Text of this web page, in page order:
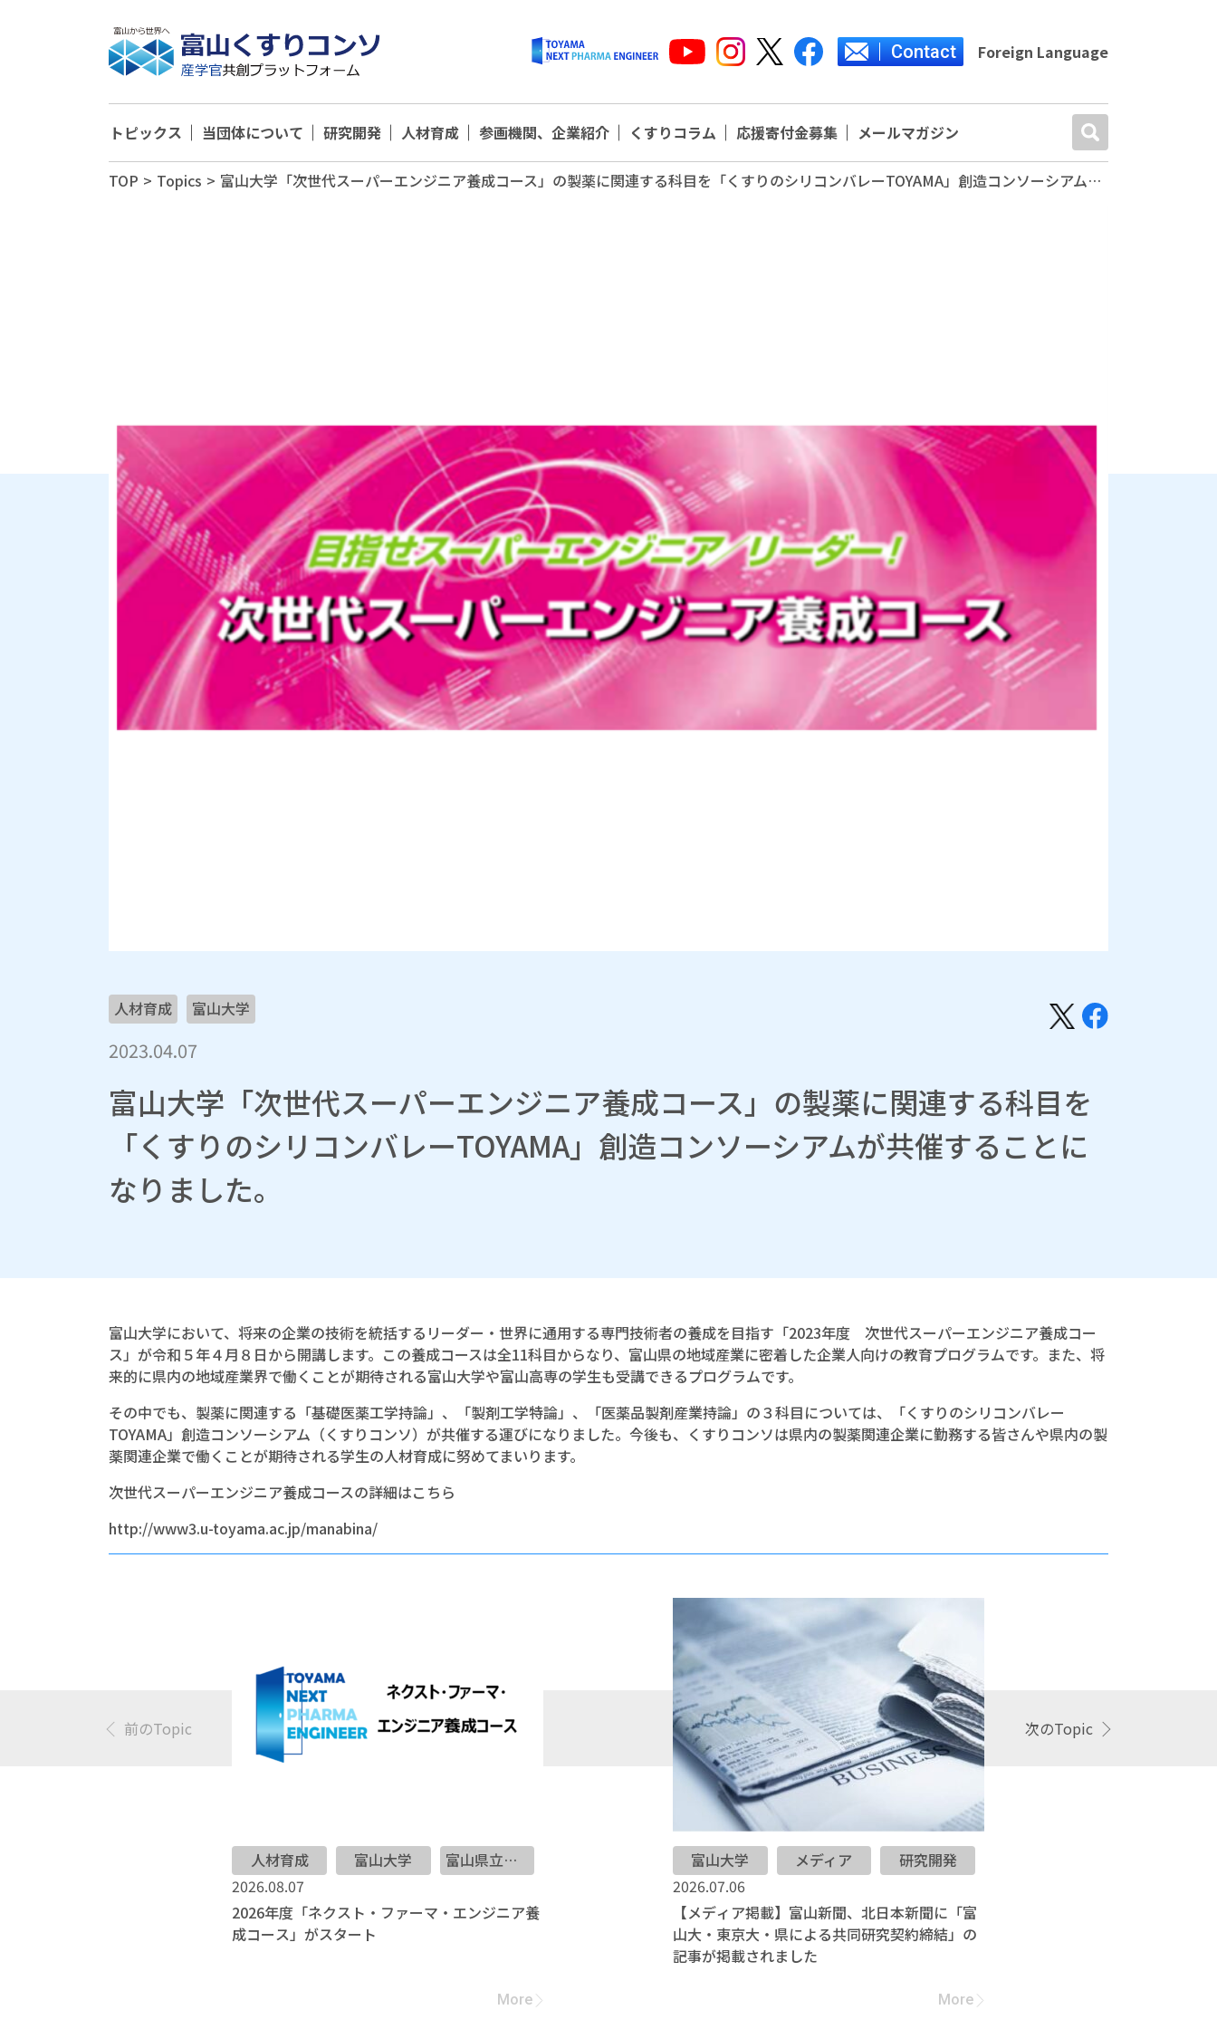
Contact Foreign Language
トピックス 当団体について 研究開発 人材育成 参画機関、企業紹介 くすりコラム 応援寄付金募集 メールマガジン
TOP > Topics > 富山大学「次世代スーパーエンジニア養成コース」の製薬に関連する科目を「くすりのシリコンバレーTOYAMA」創造コンソーシアムが共催することになりました。
人材育成 富山大学
2023.04.07
富山大学「次世代スーパーエンジニア養成コース」の製薬に関連する科目を
「くすりのシリコンバレーTOYAMA」創造コンソーシアムが共催することに
なりました。
富山大学において、将来の企業の技術を統括するリーダー・世界に通用する専門技術者の養成を目指す「2023年度 次世代スーパーエンジニア養成コー
ス」が令和５年４月８日から開講します。この養成コースは全11科目からなり、富山県の地域産業に密着した企業人向けの教育プログラムです。また、将
来的に県内の地域産業界で働くことが期待される富山大学や富山高専の学生も受講できるプログラムです。
その中でも、製薬に関連する「基礎医薬工学持論」、「製剤工学特論」、「医薬品製剤産業持論」の３科目については、「くすりのシリコンバレー
TOYAMA」創造コンソーシアム（くすりコンソ）が共催する運びになりました。今後も、くすりコンソは県内の製薬関連企業に勤務する皆さんや県内の製
薬関連企業で働くことが期待される学生の人材育成に努めてまいります。
次世代スーパーエンジニア養成コースの詳細はこちら
http://www3.u-toyama.ac.jp/manabina/
人材育成 富山大学
富山県立大学
2026.08.07
2026年度「ネクスト・ファーマ・エンジニア養
成コース」がスタート
More
富山大学 メディア
研究開発
2026.07.06
【メディア掲載】富山新聞、北日本新聞に「富
山大・東京大・県による共同研究契約締結」の
記事が掲載されました
More
前のTopic 次のTopic